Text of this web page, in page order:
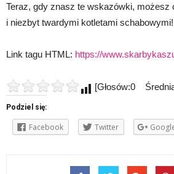
Teraz, gdy znasz te wskazówki,
i niezbyt twardymi kotletami schabowymi!
Link tagu HTML: https://
[Głosów:0
Podziel się:
Facebook Twitter